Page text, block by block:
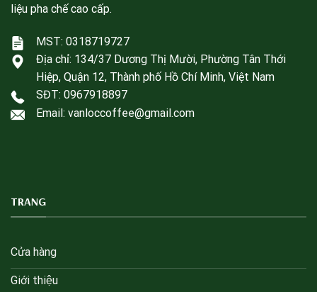
liệu pha chế cao cấp.
MST: 0318719727
Địa chỉ: 134/37 Dương Thị Mười, Phường Tân Thới
Hiệp, Quận 12, Thành phố Hồ Chí Minh, Việt Nam
SĐT: 0967918897
Email: vanloccoffee@gmail.com
TRANG
Cửa hàng
Giới thiệu